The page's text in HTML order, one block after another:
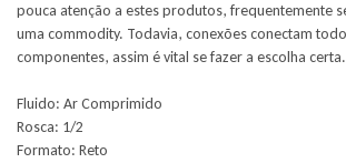
pouca atenção a estes produtos, frequentemente
uma commodity. Todavia, conexões conectam
componentes, assim é vital se fazer a escolha certa.
Fluido: Ar Comprimido
Rosca: 1/2
Formato: Reto